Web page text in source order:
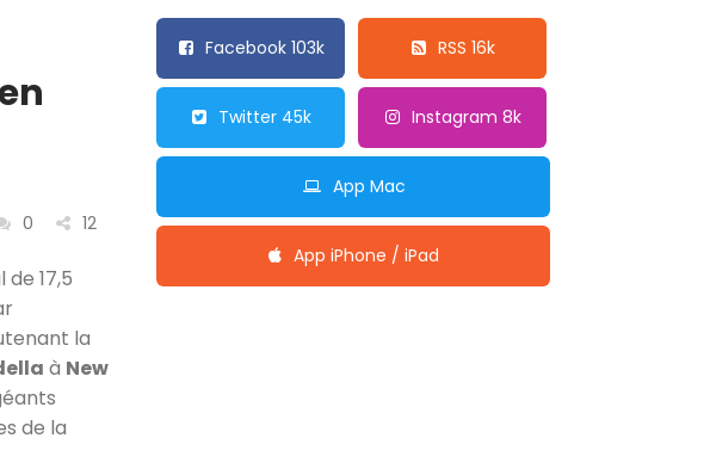
0 12
17,5
la
à New
de la
Facebook 103k RSS 16k
Twitter 45k Instagram 8k
App Mac
App iPhone / iPad